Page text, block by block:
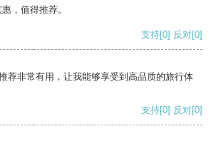
，值得推荐。
支持[0] 反对[0]
荐非常有用，让我能够享受到高品质的旅行体
支持[0] 反对[0]